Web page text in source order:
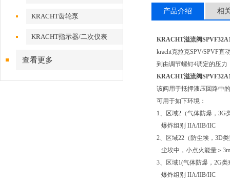
KRACHT齿轮泵
KRACHT指示器/二次仪表
查看更多
产品介绍 相
KRACHT溢流阀
kracht克拉克SPV/SPVF直
到由调节螺钉4调定的压
KRACHT溢流阀
该阀用于抵押液压回路中
可用于如下环境：
1、区域2（气体防爆，3G
爆炸组别 IIA/IIB/IIC
2、区域22（防尘埃，3D
尘埃中，小点火能量＞
3、区域1(气体防爆，2G类
爆炸组别 IIA/IIB/IIC